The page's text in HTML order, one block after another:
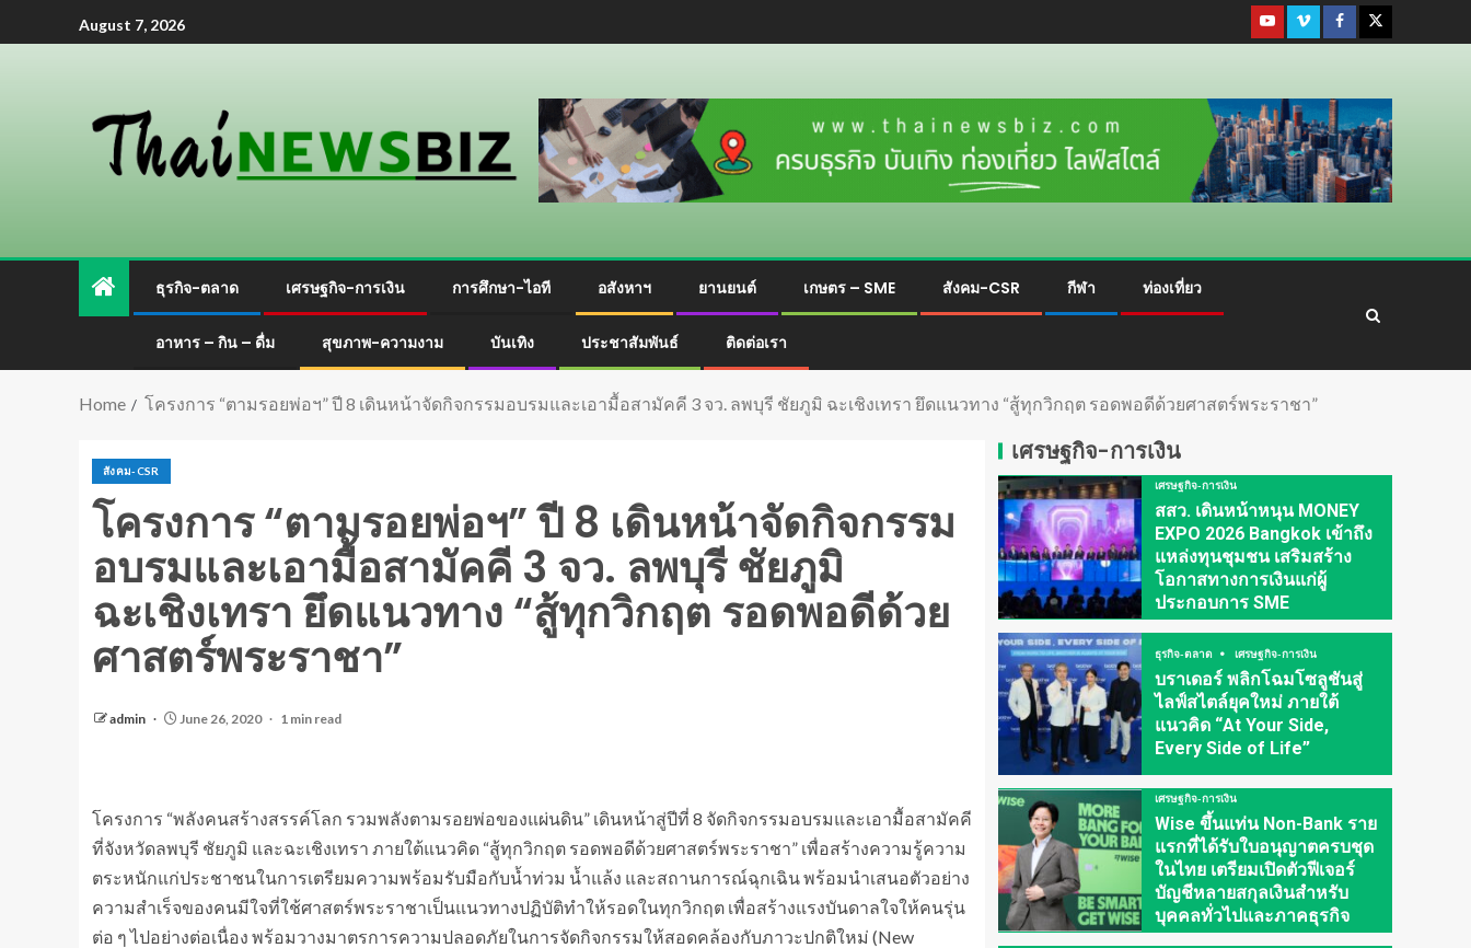
August 7, 2026
ธุรกิจ-ตลาด เศรษฐกิจ-การเงิน การศึกษา-ไอที อสังหาฯ ยานยนต์ เกษตร – SME สังคม-CSR กีฬา ท่องเที่ยว
อาหาร – กิน – ดื่ม สุขภาพ-ความงาม บันเทิง ประชาสัมพันธ์ ติดต่อเรา
Home โครงการ “ตามรอยพ่อฯ” ปี 8 เดินหน้าจัดกิจกรรมอบรมและเอามื้อสามัคคี 3 จว. ลพบุรี ชัยภูมิ ฉะเชิงเทรา ยึดแนวทาง “สู้ทุกวิกฤต รอดพอดีด้วยศาสตร์พระราชา”
สังคม-CSR
โครงการ “ตามรอยพ่อฯ” ปี 8 เดินหน้าจัดกิจกรรม
อบรมและเอามื้อสามัคคี 3 จว. ลพบุรี ชัยภูมิ
ฉะเชิงเทรา ยึดแนวทาง “สู้ทุกวิกฤต รอดพอดีด้วย
ศาสตร์พระราชา”
admin June 26, 2020 1 min read
โครงการ “พลังคนสร้างสรรค์โลก รวมพลังตามรอยพ่อของแผ่นดิน” เดินหน้าสู่ปีที่ 8 จัดกิจกรรมอบรมและเอามื้อสามัคคี
ที่จังหวัดลพบุรี ชัยภูมิ และฉะเชิงเทรา ภายใต้แนวคิด “สู้ทุกวิกฤต รอดพอดีด้วยศาสตร์พระราชา” เพื่อสร้างความรู้ความ
ตระหนักแก่ประชาชนในการเตรียมความพร้อมรับมือกับน้ำท่วม น้ำแล้ง และสถานการณ์ฉุกเฉิน พร้อมนำเสนอตัวอย่าง
ความสำเร็จของคนมีใจที่ใช้ศาสตร์พระราชาเป็นแนวทางปฏิบัติทำให้รอดในทุกวิกฤต เพื่อสร้างแรงบันดาลใจให้คนรุ่น
ต่อ ๆ ไปอย่างต่อเนื่อง พร้อมวางมาตรการความปลอดภัยในการจัดกิจกรรมให้สอดคล้องกับภาวะปกติใหม่ (New
เศรษฐกิจ-การเงิน
เศรษฐกิจ-การเงิน
สสว. เดินหน้าหนุน MONEY
EXPO 2026 Bangkok เข้าถึง
แหล่งทุนชุมชน เสริมสร้าง
โอกาสทางการเงินแก่ผู้
ประกอบการ SME
ธุรกิจ-ตลาด เศรษฐกิจ-การเงิน
บราเดอร์ พลิกโฉมโซลูชันสู่
ไลฟ์สไตล์ยุคใหม่ ภายใต้
แนวคิด “At Your Side,
Every Side of Life”
เศรษฐกิจ-การเงิน
Wise ขึ้นแท่น Non-Bank ราย
แรกที่ได้รับใบอนุญาตครบชุด
ในไทย เตรียมเปิดตัวฟีเจอร์
บัญชีหลายสกุลเงินสำหรับ
บุคคลทั่วไปและภาคธุรกิจ